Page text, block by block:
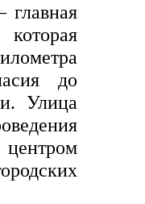
главная
до
Улица